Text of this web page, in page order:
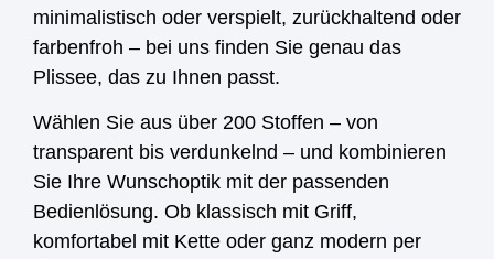
minimalistisch oder verspielt, zurückhaltend oder
farbenfroh – bei uns finden Sie genau das
Plissee, das zu Ihnen passt.
Wählen Sie aus über 200 Stoffen – von
transparent bis verdunkelnd – und kombinieren
Sie Ihre Wunschoptik mit der passenden
Bedienlösung. Ob klassisch mit Griff,
komfortabel mit Kette oder ganz modern per